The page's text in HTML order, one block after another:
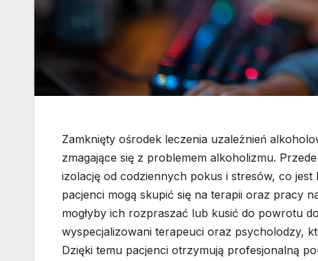
Zamknięty ośrodek leczenia uzależnień
zmagające się z problemem alkoholizmu.
izolację od codziennych pokus i stresów, co
pacjenci mogą skupić się na terapii oraz pracy
mogłyby ich rozpraszać lub kusić do powrotu
wyspecjalizowani terapeuci oraz psycholodzy,
Dzięki temu pacjenci otrzymują profesjonalną